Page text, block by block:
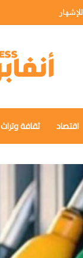
للإشهار
اقتصاد ثقافة وتراث